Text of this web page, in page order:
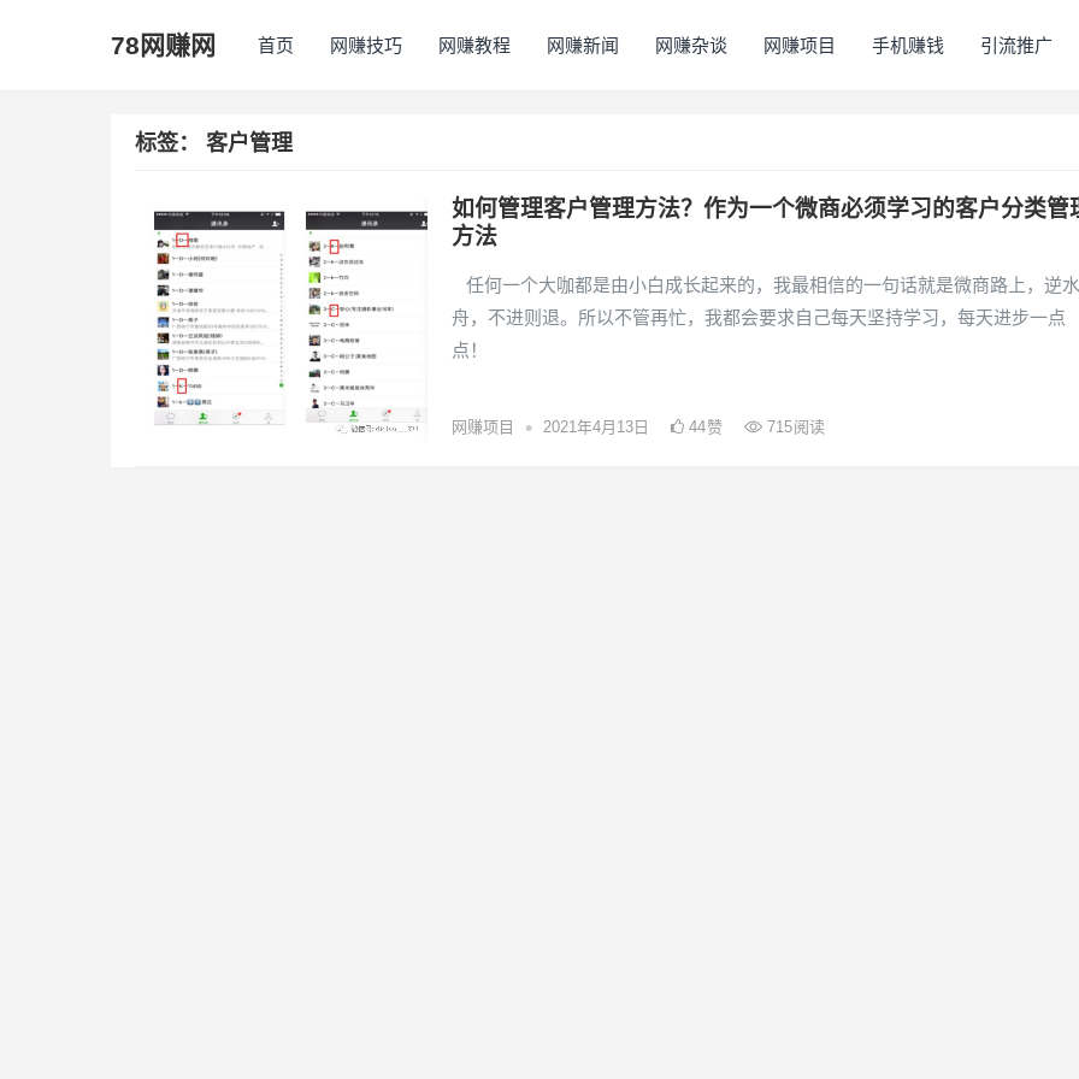
78网赚网 首页 网赚技巧 网赚教程 网赚新闻 网赚杂谈 网赚项目 手机赚钱 引流推广
标签： 客户管理
如何管理客户管理方法？作为一个微商必须学习的客户分类管
方法
任何一个大咖都是由小白成长起来的，我最相信的一句话就是微商路上，逆
舟，不进则退。所以不管再忙，我都会要求自己每天坚持学习，每天进步一点
点！
网赚项目 • 2021年4月13日 44赞 715阅读